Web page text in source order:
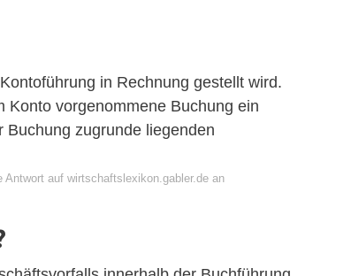
in Rechnung gestellt wird.
Konto vorgenommene Buchung ein
zugrunde liegenden
auf wirtschaftslexikon.gabler.de an